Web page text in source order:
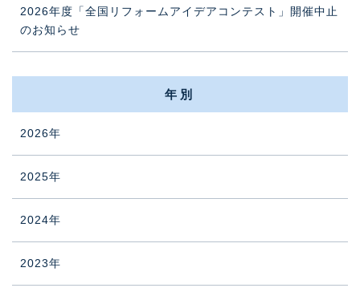
2026年度「全国リフォームアイデアコンテスト」開催中止
のお知らせ
年別
2026年
2025年
2024年
2023年